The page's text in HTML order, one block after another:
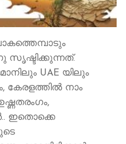
സൃഷ്ടിക്കുന്നത്.
UAE യിലും
കേരളത്തില്‍ നാം
ഇതൊക്കെ